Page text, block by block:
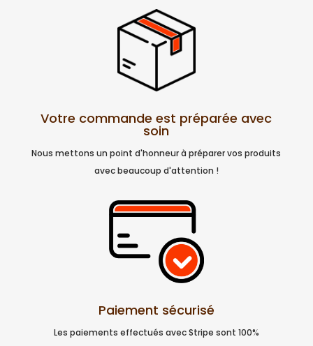
Votre commande est préparée avec
soin
Nous mettons un point d'honneur à préparer vos produits
avec beaucoup d'attention !
Paiement sécurisé
Les paiements effectués avec Stripe sont 100%